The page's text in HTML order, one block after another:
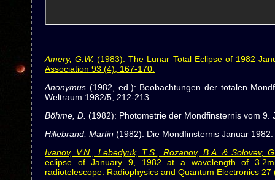
Amery, G.W. (1983): The Lunar Total Eclipse of 1982
Association 93 (4), 167-170.
Anonymus (1982, ed.): Beobachtungen der totalen
Weltraum 1982/5, 212-213.
Böhme, D. (1982): Photometrie der Mondfinsternis vom 9.
Hillebrand, Martin (1982): Die Mondfinsternis Januar
Ivanov, V.N., Lebedyuk, T.S., Rozanov, B.A. & Solovev,
eclipse of January 9, 1982 at a wavelength of
radiotelescope. Radiophysics and Quantum Electronics 27